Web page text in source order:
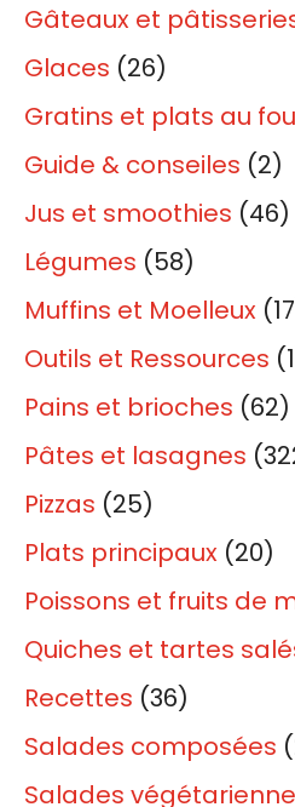
Gâteaux et
Glaces (26)
Gratins et plats au
Guide & conseiles (2)
Jus et smoothies (46)
Légumes (58)
Muffins et Moelleux
Outils et Ressources
Pains et brioches (62)
Pâtes et lasagnes
Pizzas (25)
Plats principaux (20)
Poissons et fruits de
Quiches et tartes
Recettes (36)
Salades composées
Salades